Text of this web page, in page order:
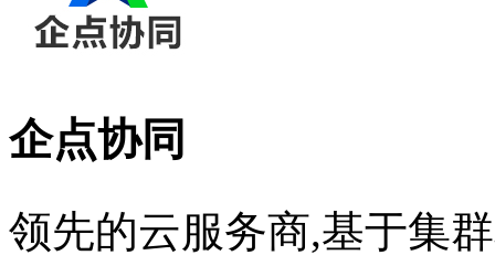
企点协同
领先的云服务商,基于集